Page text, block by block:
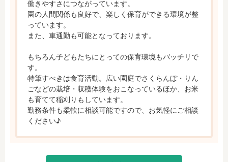
働きやすさにつながっています。
園の人間関係も良好で、楽しく保育ができる環境が整
っています。
また、車通勤も可能となっております。
もちろん子どもたちにとっての保育環境もバッチリで
す。
特筆すべきは食育活動。広い園庭でさくらんぼ・りん
ごなどの栽培・収穫体験をおこなっているほか、お米
も育てて稲刈りもしています。
勤務条件も柔軟に相談可能ですので、お気軽にご相談
ください♪